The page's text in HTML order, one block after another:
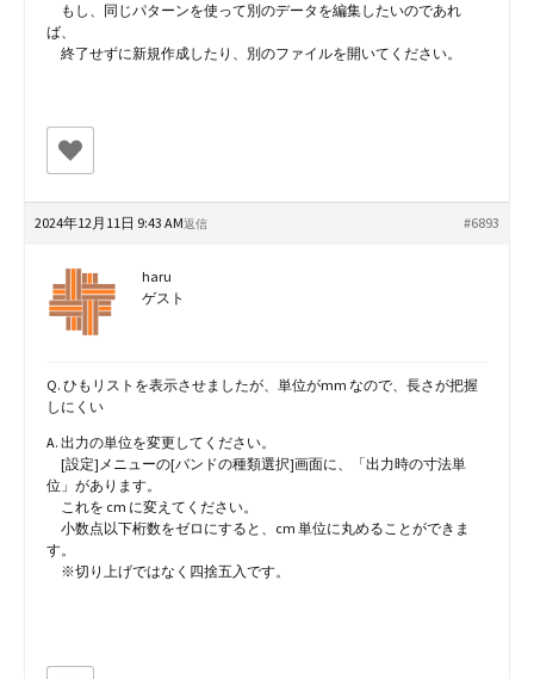
もし、同じパターンを使って別のデータを編集したいのであれ
ば、
終了せずに新規作成したり、別のファイルを開いてください。
2024年12月11日 9:43 AM #6893
返信
haru
ゲスト
Q. ひもリストを表示させましたが、単位がmm なので、長さが把握
しにくい
A. 出力の単位を変更してください。
[設定]メニューの[バンドの種類選択]画面に、「出力時の寸法単
位」があります。
これを cm に変えてください。
小数点以下桁数をゼロにすると、cm 単位に丸めることができま
す。
※切り上げではなく四捨五入です。